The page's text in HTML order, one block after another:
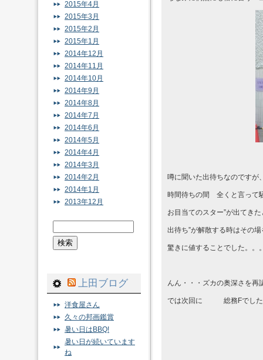
噂に聞いた出待ちなのですが
時間待ちの間 全くと言って
お目当てのスター”が出てき
出待ち”が解散する時はその
驚きに値することでした。。
んん・・・ズカの奥深さを再
では次回に 総務Fでした
2015年4月
2015年3月
2015年2月
2015年1月
2014年12月
2014年11月
2014年10月
2014年9月
2014年8月
2014年7月
2014年6月
2014年5月
2014年4月
2014年3月
2014年2月
2014年1月
2013年12月
上田ブログ
洋食屋さん
久々の邦画鑑賞
暑い日はBBQ!
暑い日が続いています
ね